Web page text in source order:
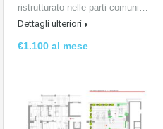
ristrutturato nelle parti comuni…
Dettagli ulteriori
€1.100 al mese